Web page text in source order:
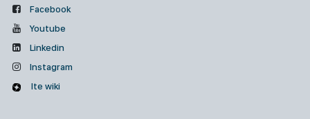
Facebook
Youtube
Linkedin
Instagram
Ite wiki